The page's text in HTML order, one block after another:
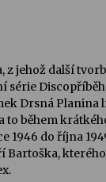
z jehož další
série
Drsná
to během
1946 do října
Bartoška,